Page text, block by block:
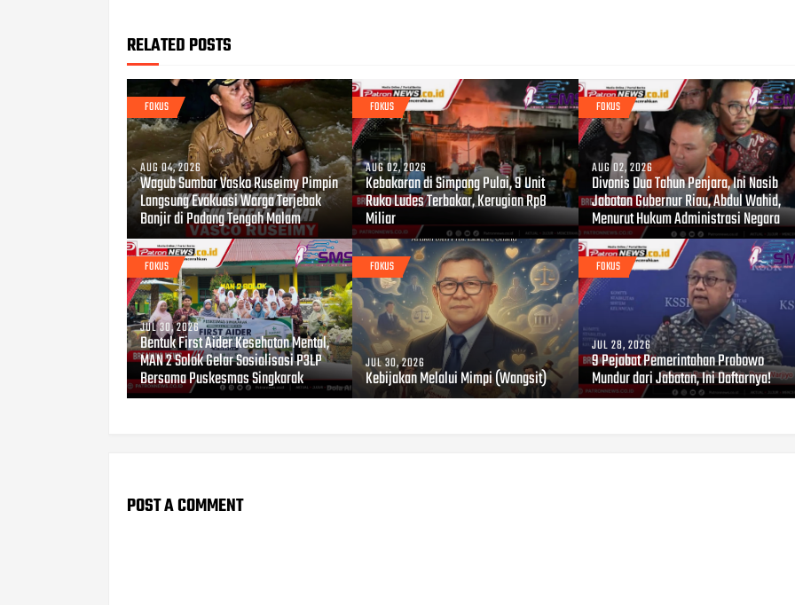
RELATED POSTS
FOKUS
AUG 04, 2026
Wagub Sumbar Vasko Ruseimy Pimpin
Langsung Evakuasi Warga Terjebak
Banjir di Padang Tengah Malam
FOKUS
AUG 02, 2026
Kebakaran di Simpang Pulai, 9 Unit
Ruko Ludes Terbakar, Kerugian Rp8
Miliar
FOKUS
AUG 02, 2026
Divonis Dua Tahun Penjara, Ini Nasib
Jabatan Gubernur Riau, Abdul Wahid,
Menurut Hukum Administrasi Negara
FOKUS
JUL 30, 2026
Bentuk First Aider Kesehatan Mental,
MAN 2 Solok Gelar Sosialisasi P3LP
Bersama Puskesmas Singkarak
FOKUS
JUL 30, 2026
Kebijakan Melalui Mimpi (Wangsit)
FOKUS
JUL 28, 2026
9 Pejabat Pemerintahan Prabowo
Mundur dari Jabatan, Ini Daftarnya!
POST A COMMENT